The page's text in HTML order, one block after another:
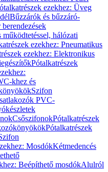
ezekhez: Üveg
Bűzzárók és bűzzáró-
berendezések
hálózati
ezekhez: Pneumatikus
ezekhez: Elektronikus
Pótalkatrészek
khez és
Szifon
PVC-
CsőszifonokPótalkatrészek
Pótalkatrészek
MosdókKétmedencés
Beépíthető mosdókAlulról